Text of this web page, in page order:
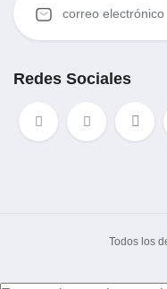
Redes Sociales
Todos los